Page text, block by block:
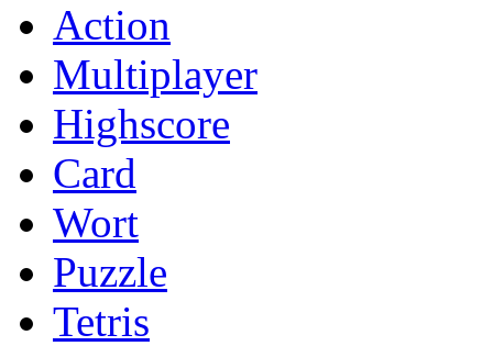
Action
Multiplayer
Highscore
Card
Wort
Puzzle
Tetris